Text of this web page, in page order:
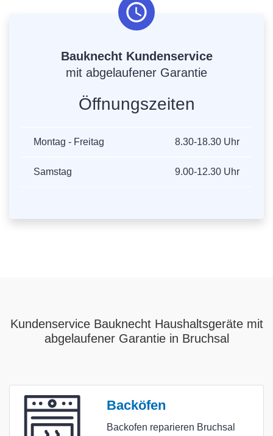
Bauknecht Kundenservice
mit abgelaufener Garantie
Öffnungszeiten
Montag - Freitag 8.30-18.30 Uhr
Samstag 9.00-12.30 Uhr
Kundenservice Bauknecht Haushaltsgeräte mit
abgelaufener Garantie in Bruchsal
Backöfen
Backofen reparieren Bruchsal